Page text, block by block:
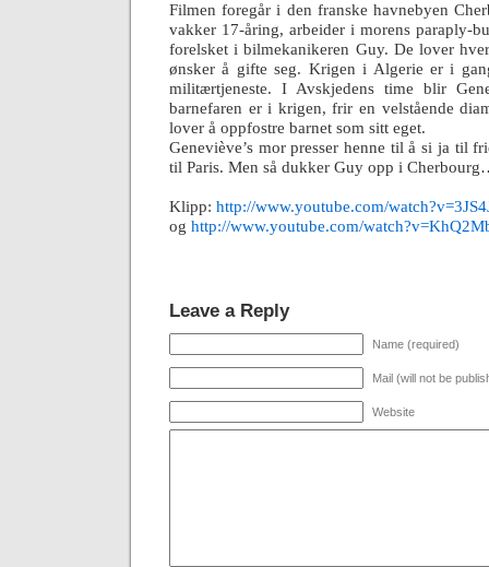
Filmen foregår i den franske havnebyen
vakker 17-åring, arbeider i morens paraply-
forelsket i bilmekanikeren Guy. De lover
ønsker å gifte seg. Krigen i Algerie er i
militærtjeneste. I Avskjedens time blir
barnefaren er i krigen, frir en velstående
lover å oppfostre barnet som sitt eget.
Geneviève’s mor presser henne til å si ja til
til Paris. Men så dukker Guy opp i
Klipp: http://www.youtube.com/
og http://www.youtube.com/
Leave a Reply
Name (required)
Mail (will not be
Website